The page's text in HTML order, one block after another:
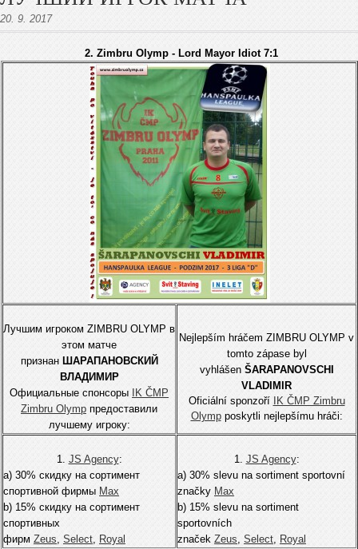
20. 9. 2017
2. Zimbru Olymp - Lord Mayor Idiot 7:1
Лучшим игрокoм ZIMBRU OLYMP в
этом матче
признан ШАРАПАНОВСКИЙ
ВЛАДИМИР
Официальные спонсоры
IK ČMP
Zimbru Olymp предоставили
лучшему игроку:
Nejlepším hráčem ZIMBRU OLYMP v
tomto zápase byl
vyhlášen ŠARAPANOVSCHI
VLADIMIR
Oficiální sponzoří
IK ČMP Zimbru
Olympposkytli nejlepšímu hráči:
1. JS Agency:
а) 30% скидку на сортимент
спортивной фирмы Мах
b) 15% скидку на сортимент
спортивных
фирм Zeus, Select, Royal
1. JS Agency:
а) 30% slevu na sortiment sportovní
značky Мах
b) 15% slevu na sortiment
sportovních
značek Zeus, Select, Royal